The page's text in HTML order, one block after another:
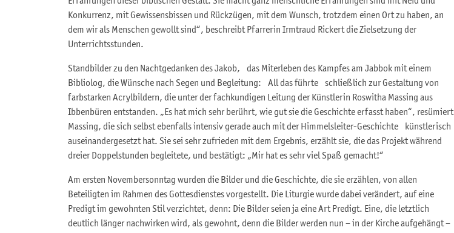
Konkurrenz, mit Gewissensbissen und Rückzügen, mit dem Wunsch, trotzdem einen Ort zu haben, an
dem wir als Menschen gewollt sind“, beschreibt Pfarrerin Irmtraud Rickert die Zielsetzung der
Unterrichtsstunden.
Standbilder zu den Nachtgedanken des Jakob, das Miterleben des Kampfes am Jabbok mit einem
Bibliolog, die Wünsche nach Segen und Begleitung: All das führte schließlich zur Gestaltung von
farbstarken Acrylbildern, die unter der fachkundigen Leitung der Künstlerin Roswitha Massing aus
Ibbenbüren entstanden. „Es hat mich sehr berührt, wie gut sie die Geschichte erfasst haben“, resümiert
Massing, die sich selbst ebenfalls intensiv gerade auch mit der Himmelsleiter-Geschichte künstlerisch
auseinandergesetzt hat. Sie sei sehr zufrieden mit dem Ergebnis, erzählt sie, die das Projekt während
dreier Doppelstunden begleitete, und bestätigt: „Mir hat es sehr viel Spaß gemacht!“
Am ersten Novembersonntag wurden die Bilder und die Geschichte, die sie erzählen, von allen
Beteiligten im Rahmen des Gottesdienstes vorgestellt. Die Liturgie wurde dabei verändert, auf eine
Predigt im gewohnten Stil verzichtet, denn: Die Bilder seien ja eine Art Predigt. Eine, die letztlich
deutlich länger nachwirken wird, als gewohnt, denn die Bilder werden nun – in der Kirche aufgehängt –